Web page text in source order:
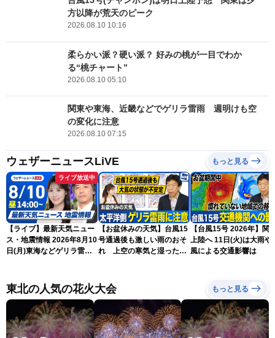
方以降が荒天のピーク
2026.08.10 10:16
柔らかい派？硬い派？ 好みの桃が一目でわか
る“桃チャート”
2026.08.10 05:10
関東や東海、近畿などでゲリラ雷雨 週明けも空
の変化に注意
2026.08.10 07:15
ウェザーニュースLiVE もっと見る
ライブ放送中
【ライブ】最新天気ニュー
ス・地震情報 2026年8月10
日(月)東海などゲリラ雷雨
ースLiVEアフタヌーン・戸
北美月／宇野沢達也〉
【お盆休みの天気】台風15
号通過後も激しい雨のおそ
れ 上空の寒気と湿った空
【台風15号 2026年】関
上陸へ 11日(火)は大雨や
風による交通影響は
東北の人気の花火大会 もっと見る